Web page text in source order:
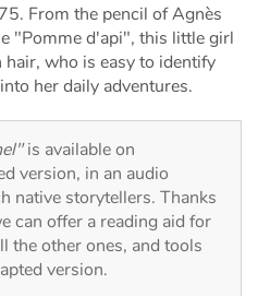
From the pencil of Agnès
"Pomme d'api", this little girl
who is easy to identify
her daily adventures.
is available on
version, in an audio
native storytellers. Thanks
can offer a reading aid for
the other ones, and tools
version.